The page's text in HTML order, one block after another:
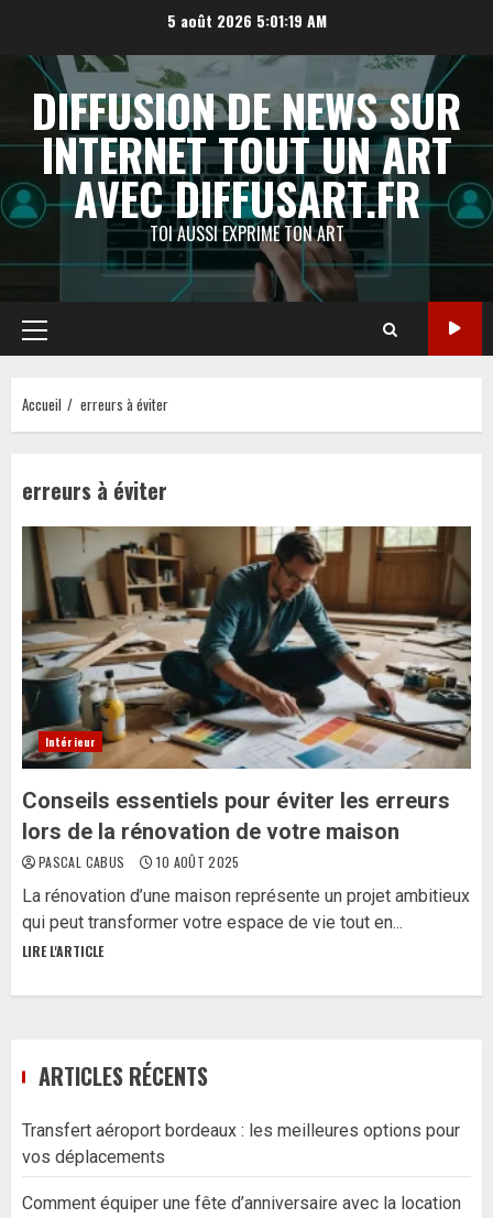
contenu
5 août 2026 5:01:19 AM
DIFFUSION DE NEWS SUR
INTERNET TOUT UN ART
AVEC DIFFUSART.FR
TOI AUSSI EXPRIME TON ART
Menu
principal
Accueil erreurs à éviter
erreurs à éviter
Intérieur
Conseils essentiels pour éviter les erreurs
lors de la rénovation de votre maison
PASCAL CABUS 10 AOÛT 2025
La rénovation d’une maison représente un projet ambitieux
qui peut transformer votre espace de vie tout en...
LIRE L'ARTICLE
ARTICLES RÉCENTS
Transfert aéroport bordeaux : les meilleures options pour
vos déplacements
Comment équiper une fête d’anniversaire avec la location